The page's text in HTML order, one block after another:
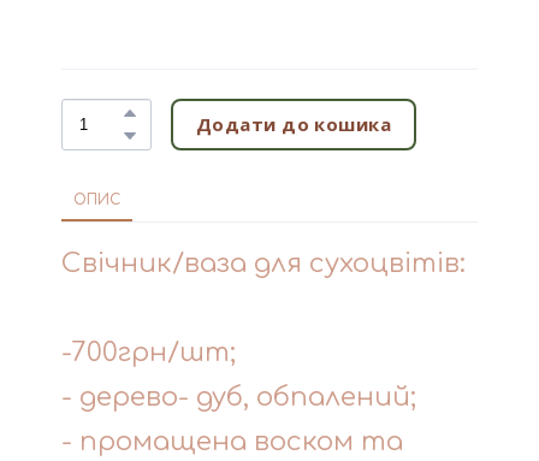
Додати до кошика
ОПИС
Свічник/ваза для сухоцвітів:
-700грн/шт;
- дерево- дуб, обпалений;
- промащена воском та